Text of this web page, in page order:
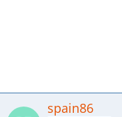
spain86